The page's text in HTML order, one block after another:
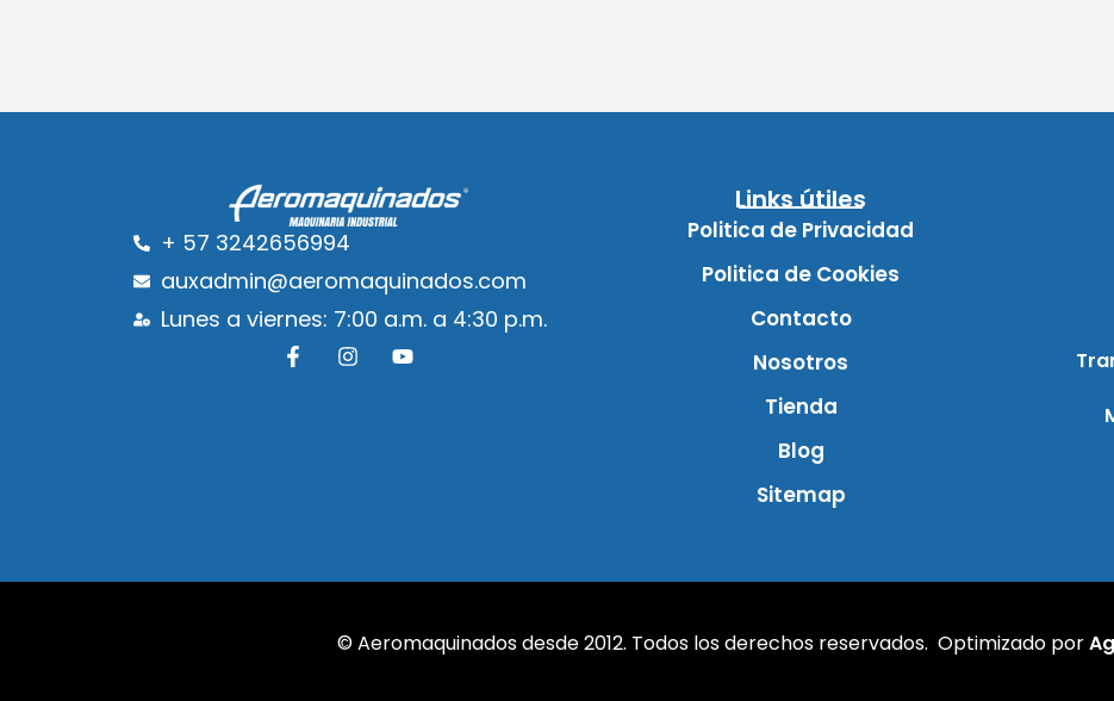
+ 57 3242656994
auxadmin@aeromaquinados.com
Lunes a viernes: 7:00 a.m. a 4:30 p.m.
Links útiles
Politica de Privacidad
Politica de Cookies
Contacto
Nosotros
Tienda
Blog
Sitemap
© Aeromaquinados desde 2012. Todos los derechos reservados. Optimizado por